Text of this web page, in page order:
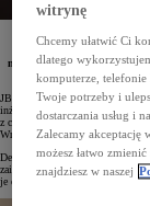
Toyota Aygo X debiutuje
playlisty „The Sound of
miejskim crossoverem. W
JBL to nowa wersja specjalna
inżynierów JBL. Odmiana ta
z czarnym dachem i tylną
Wnętrze nawiązuje kolorystyką
Debiutowi nowej wersji Toyoty
zainspirowanej odmianą JBL.
je odtworzyć we wszystkich
witrynę
Chcemy ułatwić Ci
dlatego
komputerze,
Twoje potrzeby i
dostarczania usług i
Zalecamy akceptację
możesz łatwo
znajdziesz w naszej